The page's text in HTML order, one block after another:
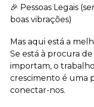
🎉 Pessoas Legais
boas vibrações)
Mas aqui está a
Se está à procura
importam, o
crescimento é uma
conectar-nos.